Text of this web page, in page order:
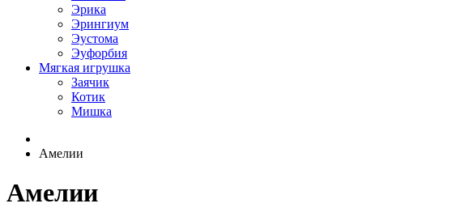
Эрика
Эрингиум
Эустома
Эуфорбия
Мягкая игрушка
Заячик
Котик
Мишка
Амелии
Амелии